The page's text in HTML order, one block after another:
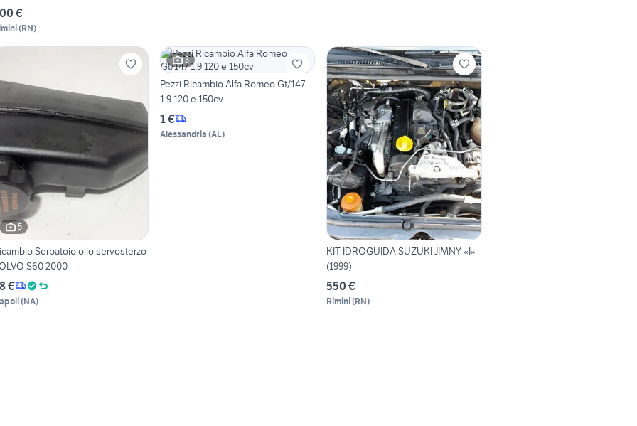
€
(RN)
5
Serbatoio olio servosterzo
S60 2000
€
(NA)
3
Pezzi Ricambio Alfa Romeo Gt/147
1.9 120 e 150cv
1 €
Alessandria (AL)
KIT IDROGUIDA SUZUKI JIMNY «I»
(1999)
550 €
Rimini(RN)